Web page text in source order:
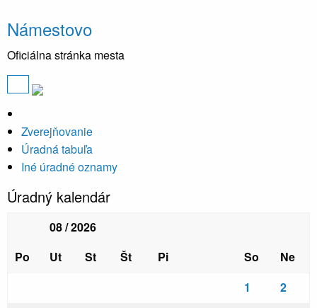
Námestovo
Oficiálna stránka mesta
Zverejňovanie
Úradná tabuľa
Iné úradné oznamy
Úradný kalendár
08 / 2026
Po
Ut St Št Pi So
Ne
1
2